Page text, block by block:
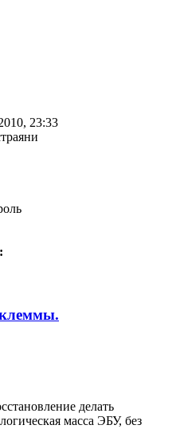
23:33
делать
масса ЭБУ, без